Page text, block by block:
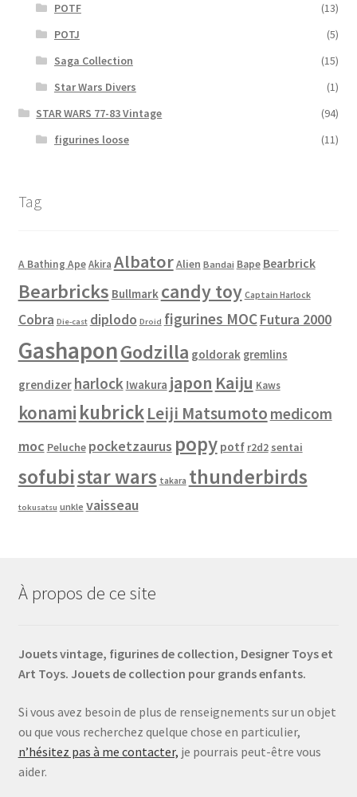
POTF
(13)
POTJ
(5)
Saga Collection
(15)
Star Wars Divers
(1)
STAR WARS 77-83 Vintage
(94)
figurines loose
(11)
Tag
A Bathing Ape Akira AlbatorAlien Bandai Bape Bearbrick
Bearbricks Bullmark candy toy Captain Harlock
Cobra Die-cast diplodo Droid figurines MOCFutura 2000
GashaponGodzilla goldorak gremlins
grendizer harlock Iwakura japon Kaiju Kaws
konami kubrickLeiji Matsumoto medicom
moc Peluche pocketzaurus popy potf r2d2 sentai
sofubistar wars takara thunderbirds
tokusatsu unkle vaisseau
À propos de ce site
Jouets vintage, figurines de collection, Designer Toys et
Art Toys. Jouets de collection pour grands enfants.
Si vous avez besoin de plus de renseignements sur un objet
ou que vous recherchez quelque chose en particulier,
n’hésitez pas à me contacter, je pourrais peut-être vous
aider.